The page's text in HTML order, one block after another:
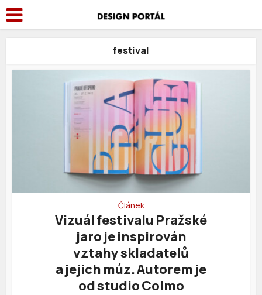
festival
Článek
Vizuál festivalu Pražské
jaro je inspirován
vztahy skladatelů
a jejich múz. Autorem je
od studio Colmo